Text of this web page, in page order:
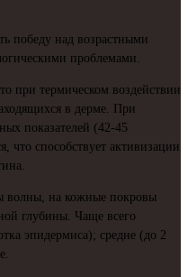
победу над возрастными
проблемами.
при термическом воздействии
в дерме. При
показателей (42-45
что способствует активизации
волны, на кожные покровы
глубины. Чаще всего
эпидермиса); средне (до 2